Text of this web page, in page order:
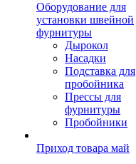
Оборудование для
установки швейной
фурнитуры
Дырокол
Насадки
Подставка для
пробойника
Прессы для
фурнитуры
Пробойники
Приход товара май